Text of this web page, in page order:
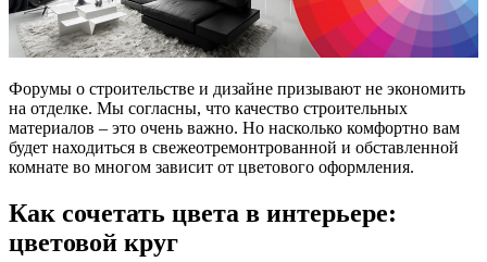
Форумы о строительстве и дизайне призывают не экономить
на отделке. Мы согласны, что качество строительных
материалов – это очень важно. Но насколько комфортно вам
будет находиться в свежеотремонтрованной и обставленной
комнате во многом зависит от цветового оформления.
Как сочетать цвета в интерьере:
цветовой круг